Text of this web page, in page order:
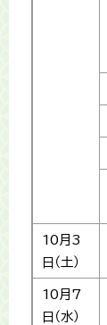
10月3
日（土）
10月7
日（水）